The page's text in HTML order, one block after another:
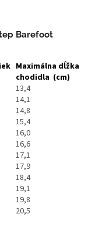
Barefoot
Maximálna dĺžka
chodidla (cm)
13,4
14,1
14,8
15,4
16,0
16,6
17,1
17,9
18,4
19,1
19,8
20,5